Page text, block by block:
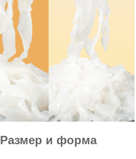
Размер и форма